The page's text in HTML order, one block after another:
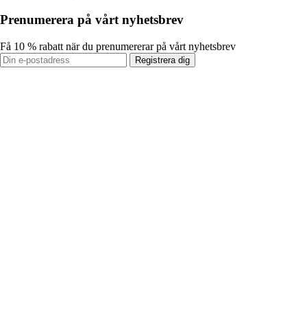
Prenumerera på vårt nyhetsbrev
Få 10 % rabatt när du prenumererar på vårt nyhetsbrev
Registrera dig